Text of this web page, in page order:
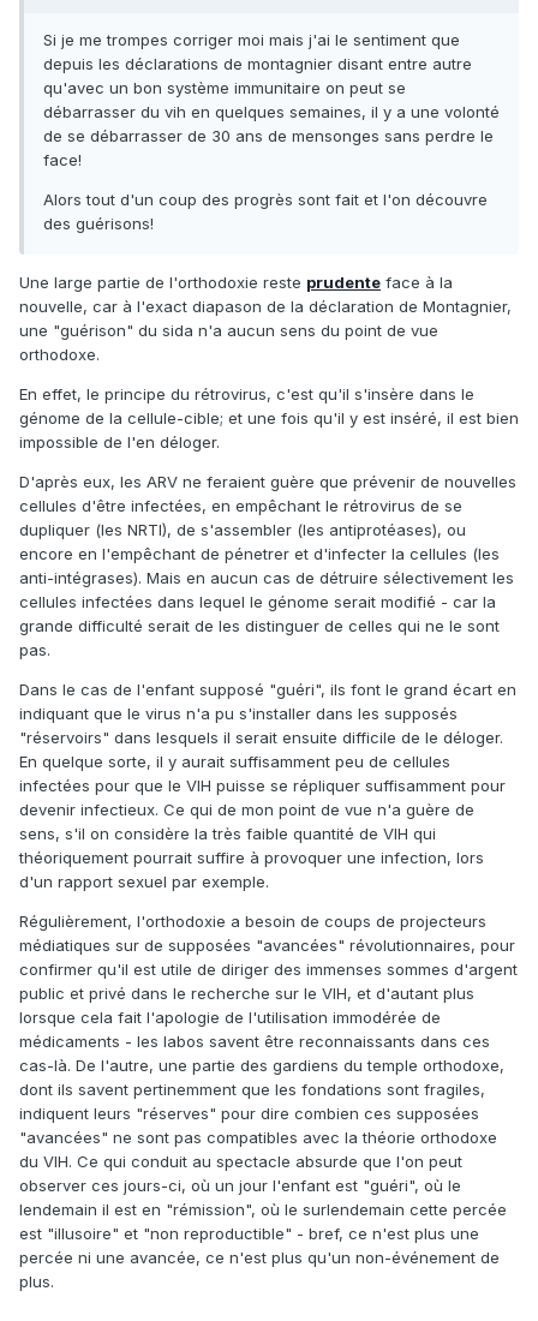
Si je me trompes corriger moi mais j'ai le sentiment que
depuis les déclarations de montagnier disant entre autre
qu'avec un bon système immunitaire on peut se
débarrasser du vih en quelques semaines, il y a une volonté
de se débarrasser de 30 ans de mensonges sans perdre le
face!
Alors tout d'un coup des progrès sont fait et l'on découvre
des guérisons!
Une large partie de l'orthodoxie reste prudente face à la
nouvelle, car à l'exact diapason de la déclaration de Montagnier,
une "guérison" du sida n'a aucun sens du point de vue
orthodoxe.
En effet, le principe du rétrovirus, c'est qu'il s'insère dans le
génome de la cellule-cible; et une fois qu'il y est inséré, il est bien
impossible de l'en déloger.
D'après eux, les ARV ne feraient guère que prévenir de nouvelles
cellules d'être infectées, en empêchant le rétrovirus de se
dupliquer (les NRTI), de s'assembler (les antiprotéases), ou
encore en l'empêchant de pénetrer et d'infecter la cellules (les
anti-intégrases). Mais en aucun cas de détruire sélectivement les
cellules infectées dans lequel le génome serait modifié - car la
grande difficulté serait de les distinguer de celles qui ne le sont
pas.
Dans le cas de l'enfant supposé "guéri", ils font le grand écart en
indiquant que le virus n'a pu s'installer dans les supposés
"réservoirs" dans lesquels il serait ensuite difficile de le déloger.
En quelque sorte, il y aurait suffisamment peu de cellules
infectées pour que le VIH puisse se répliquer suffisamment pour
devenir infectieux. Ce qui de mon point de vue n'a guère de
sens, s'il on considère la très faible quantité de VIH qui
théoriquement pourrait suffire à provoquer une infection, lors
d'un rapport sexuel par exemple.
Régulièrement, l'orthodoxie a besoin de coups de projecteurs
médiatiques sur de supposées "avancées" révolutionnaires, pour
confirmer qu'il est utile de diriger des immenses sommes d'argent
public et privé dans le recherche sur le VIH, et d'autant plus
lorsque cela fait l'apologie de l'utilisation immodérée de
médicaments - les labos savent être reconnaissants dans ces
cas-là. De l'autre, une partie des gardiens du temple orthodoxe,
dont ils savent pertinemment que les fondations sont fragiles,
indiquent leurs "réserves" pour dire combien ces supposées
"avancées" ne sont pas compatibles avec la théorie orthodoxe
du VIH. Ce qui conduit au spectacle absurde que l'on peut
observer ces jours-ci, où un jour l'enfant est "guéri", où le
lendemain il est en "rémission", où le surlendemain cette percée
est "illusoire" et "non reproductible" - bref, ce n'est plus une
percée ni une avancée, ce n'est plus qu'un non-événement de
plus.